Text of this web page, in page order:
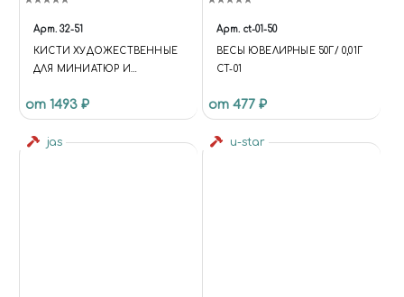
Арт. 32-51
КИСТИ ХУДОЖЕСТВЕННЫЕ
ДЛЯ МИНИАТЮР И
ШТУК
от 1493 ₽
Арт. ct-01-50
ВЕСЫ ЮВЕЛИРНЫЕ 50Г/ 0,01Г
CT-01
от 477 ₽
jas u-star